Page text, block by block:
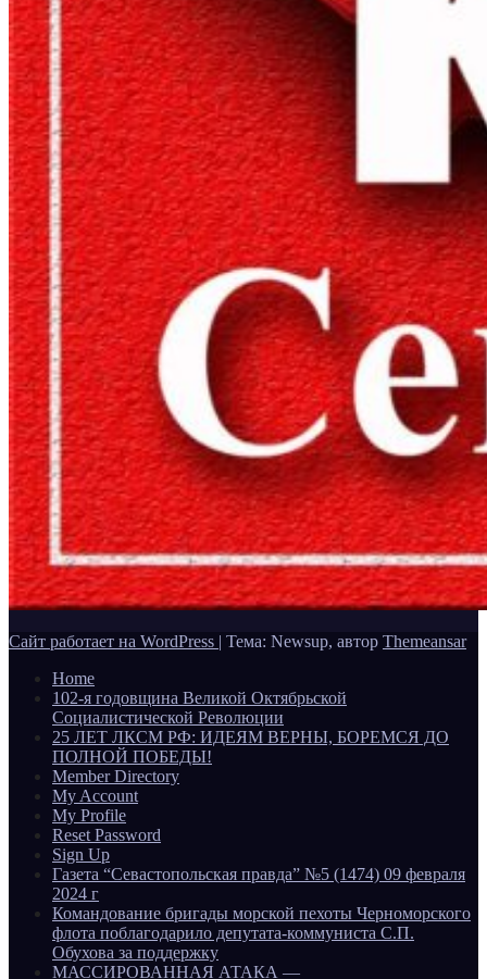
Сайт работает на WordPress | Тема: Newsup, автор Themeansar
Home
102-я годовщина Великой Октябрьской
Социалистической Революции
25 ЛЕТ ЛКСМ РФ: ИДЕЯМ ВЕРНЫ, БОРЕМСЯ ДО
ПОЛНОЙ ПОБЕДЫ!
Member Directory
My Account
My Profile
Reset Password
Sign Up
Газета “Севастопольская правда” №5 (1474) 09 февраля
2024 г
Командование бригады морской пехоты Черноморского
флота поблагодарило депутата-коммуниста С.П.
Обухова за поддержку
МАССИРОВАННАЯ АТАКА —